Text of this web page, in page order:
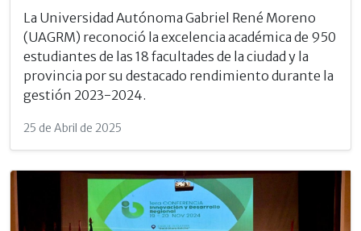
La Universidad Autónoma Gabriel René Moreno
(UAGRM) reconoció la excelencia académica de 950
estudiantes de las 18 facultades de la ciudad y la
provincia por su destacado rendimiento durante la
gestión 2023-2024.
25 de Abril de 2025